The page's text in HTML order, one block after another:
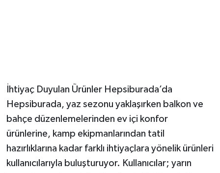
İhtiyaç Duyulan Ürünler Hepsiburada’da
Hepsiburada, yaz sezonu yaklaşırken balkon ve
bahçe düzenlemelerinden ev içi konfor
ürünlerine, kamp ekipmanlarından tatil
hazırlıklarına kadar farklı ihtiyaçlara yönelik ürünleri
kullanıcılarıyla buluşturuyor. Kullanıcılar; yarın